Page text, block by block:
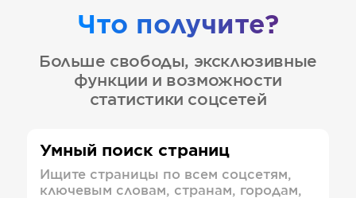
Что получите?
Больше свободы, эксклюзивные
функции и возможности
статистики соцсетей
Умный поиск страниц
Ищите страницы по всем соцсетям,
ключевым словам, странам, городам,